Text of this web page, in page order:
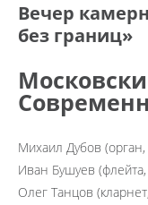
Вечер
без границ»
Михаил Дубов
Иван Бушуев (флейта,
Олег Танцов